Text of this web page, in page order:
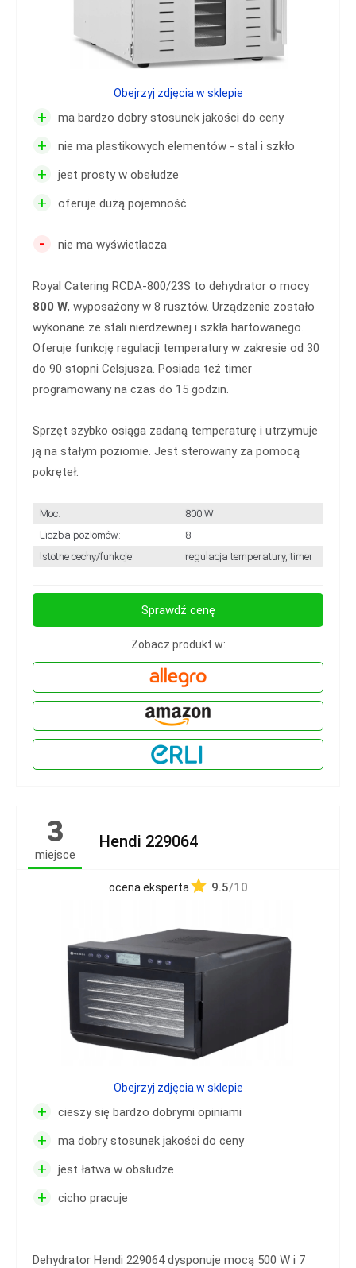
+ ma bardzo dobry stosunek jakości do ceny
+ nie ma plastikowych elementów - stal i szkło
+ jest prosty w obsłudze
+ oferuje dużą pojemność
- nie ma wyświetlacza
Royal Catering RCDA-800/23S to dehydrator o mocy
800 W, wyposażony w 8 rusztów. Urządzenie zostało
wykonane ze stali nierdzewnej i szkła hartowanego.
Oferuje funkcję regulacji temperatury w zakresie od 30
do 90 stopni Celsjusza. Posiada też timer
programowany na czas do 15 godzin.
Sprzęt szybko osiąga zadaną temperaturę i utrzymuje
ją na stałym poziomie. Jest sterowany za pomocą
pokręteł.
Moc:
800 W
Liczba poziomów:
8
Istotne cechy/funkcje:
regulacja temperatury, timer
Obejrzyj zdjęcia w sklepie
Sprawdź cenę
Zobacz produkt w:
3
miejsce
Hendi 229064
ocena eksperta 9.5/10
+ cieszy się bardzo dobrymi opiniami
+ ma dobry stosunek jakości do ceny
+ jest łatwa w obsłudze
+ cicho pracuje
Dehydrator Hendi 229064 dysponuje mocą 500 W i 7
Obejrzyj zdjęcia w sklepie